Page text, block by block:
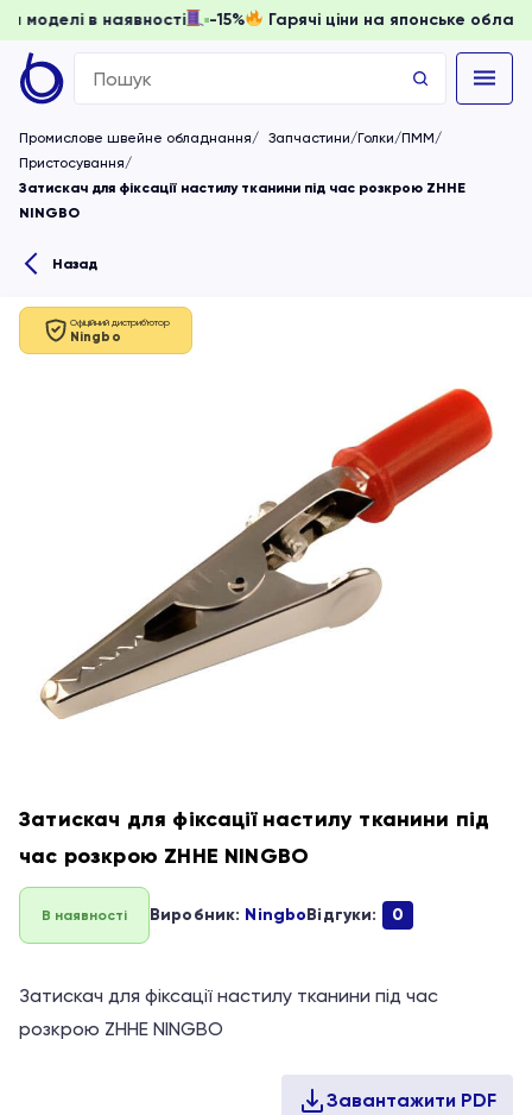
доки моделі в наявності -15% Гарячі ціни на японське
Search
for:
Промислове швейне обладнання
Запчастини/Голки/ПММ
Пристосування
Затискач для фіксації настилу тканини під час розкрою ZHHE
NINGBO
Назад
Офіційний дистриб'ютор
Ningbo
Затискач для фіксації настилу тканини під
час розкрою ZHHE NINGBO
В наявності Виробник: NingboВідгуки: 0
Затискач для фіксації настилу тканини під час
розкрою ZHHE NINGBO